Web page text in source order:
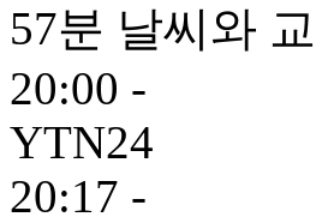
57분 날씨와
20:00 -
YTN24
20:17 -